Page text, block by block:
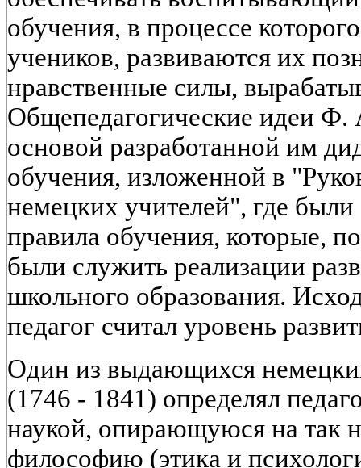
обучения, в процессе
учеников, развиваются их
нравственные силы,
Общепедагогические идеи Ф.
основой разработанной им
обучения, изложенной в
немецких учителей", где
правила обучения, которые,
были служить реализации
школьного образования.
педагог считал уровень
Один из выдающихся
(1746 - 1841) определял
наукой, опирающуюся на так
философию (этика и